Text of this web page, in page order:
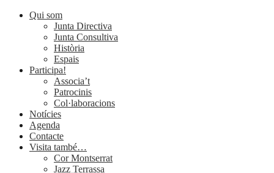
Qui som
Junta Directiva
Junta Consultiva
Història
Espais
Participa!
Associa’t
Patrocinis
Col·laboracions
Notícies
Agenda
Contacte
Visita també…
Cor Montserrat
Jazz Terrassa